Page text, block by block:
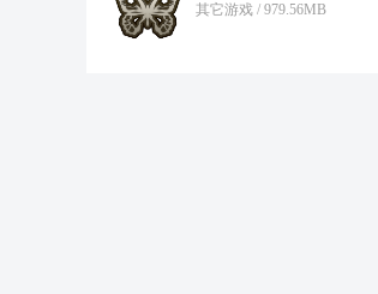
其它游戏 / 979.56MB